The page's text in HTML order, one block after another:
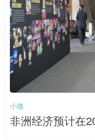
小微
非洲经济预计在